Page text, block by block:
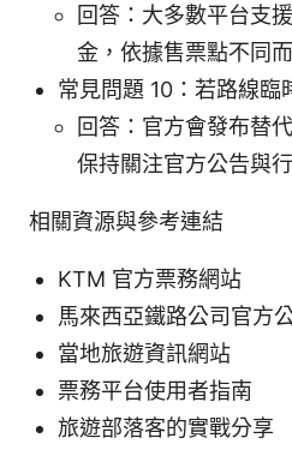
回答：大多數平台支
金，依據售票點不同
常見問題 10：若路線臨
回答：官方會發布替
保持關注官方公告與
相關資源與參考連結
KTM 官方票務網站
馬來西亞鐵路公司官方
當地旅遊資訊網站
票務平台使用者指南
旅遊部落客的實戰分享